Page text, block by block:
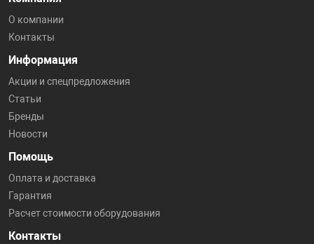
О компании
Контакты
Информация
Акции и спецпредложения
Статьи
Бренды
Новости
Помощь
Оплата и доставка
Гарантия
Расчет стоимости оборудования
Контакты